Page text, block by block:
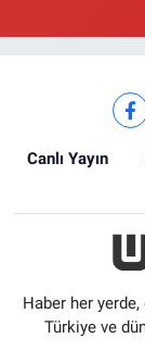
Canlı Yayın
Haber her
Türkiye ve